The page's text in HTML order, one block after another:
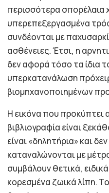
περισσότερα σπορέλαια
υπερεπεξεργασμένα
συνδέονται με
ασθένειες. Έτσι, η
δεν αφορά τόσο τα ίδια
υπερκατανάλωση
βιομηχανοποιημένων
Η εικόνα που προκύπτει
βιβλιογραφία είναι
είναι «δηλητήρια» και
καταναλώνονται με
συμβάλουν θετικά,
κορεσμένα ζωικά λίπη.